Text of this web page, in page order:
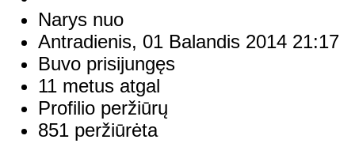
Narys nuo
Antradienis, 01 Balandis 2014 21:17
Buvo prisijungęs
11 metus atgal
Profilio peržiūrų
851 peržiūrėta